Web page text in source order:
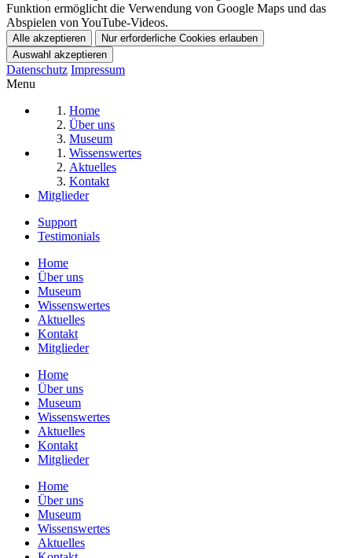
Funktion ermöglicht die Verwendung von Google Maps und das
Abspielen von YouTube-Videos.
Datenschutz Impressum
Menu
Home
Über uns
Museum
Wissenswertes
Aktuelles
Kontakt
Mitglieder
Support
Testimonials
Home
Über uns
Museum
Wissenswertes
Aktuelles
Kontakt
Mitglieder
Home
Über uns
Museum
Wissenswertes
Aktuelles
Kontakt
Mitglieder
Home
Über uns
Museum
Wissenswertes
Aktuelles